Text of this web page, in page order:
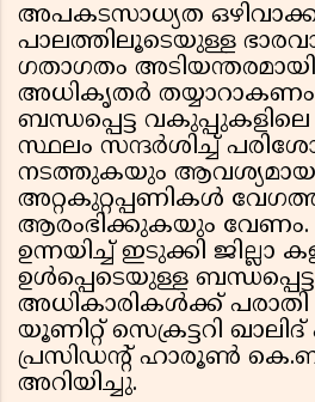
അപകടസാധ്യത
പാലത്തിലൂടെയുള്ള
ഗതാഗതം അടിയന്തരമായി
അധികൃതർ
ബന്ധപ്പെട്ട
സ്ഥലം സന്ദർശിച്ച്
നടത്തുകയും ആവശ്യമായ
അറ്റകുറ്റപ്പണികൾ
ആരംഭിക്കുകയും
ഉന്നയിച്ച് ഇടുക്കി ജില്ലാ
ഉൾപ്പെടെയുള്ള ബന്ധപ്പെട്ട
അധികാരികൾക്ക്
യൂണിറ്റ് സെക്രട്ടറി
പ്രസിഡന്റ് ഹാരൂൺ
അറിയിച്ചു.